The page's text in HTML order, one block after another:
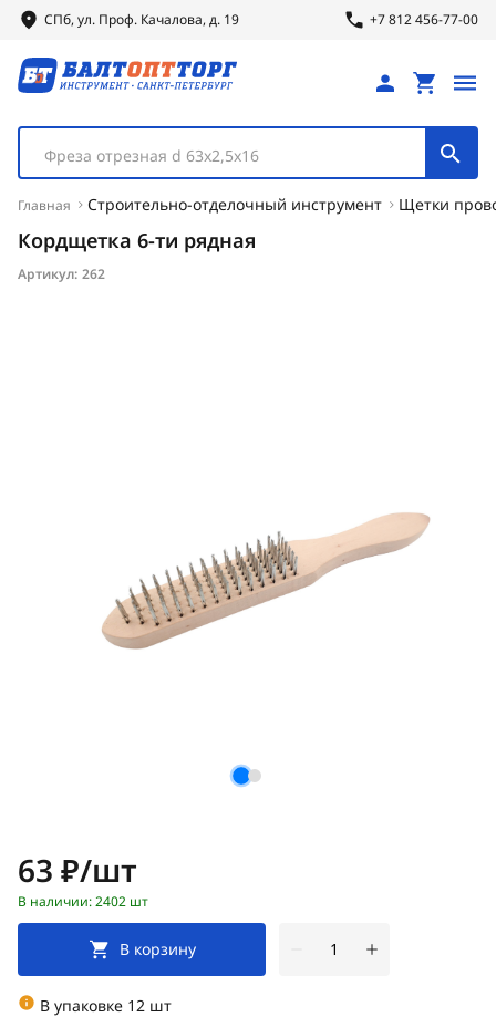
СПб, ул. Проф. Качалова, д. 19 +7 812 456-77-00
Фреза отрезная d 63х2,5х16
Главная Строительно-отделочный инструмент Щетки
Кордщетка 6-ти рядная
Артикул: 262
Цена:
63 ₽/шт
В наличии: 2402 шт
В корзину
В упаковке 12 шт